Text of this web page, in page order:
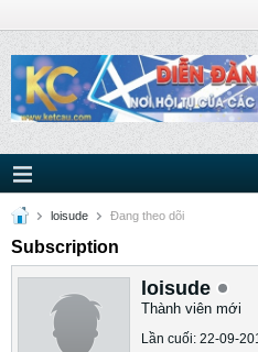
loisude Ðang theo dõi
Subscription
loisude
Thành viên mới
Lần cuối: 22-09-